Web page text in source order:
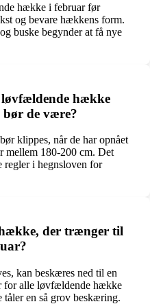
hække i februar før
og bevare hækkens form.
buske begynder at få nye
hække
bør de være?
klippes, når de har opnået
mellem 180-200 cm. Det
regler i hegnsloven for
der trænger til
kan beskæres ned til en
for alle løvfældende hække
en så grov beskæring.